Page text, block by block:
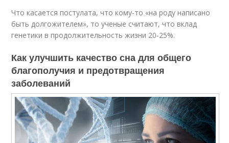
Что касается постулата, что кому-то «на роду написано
быть долгожителем», то ученые считают, что вклад
генетики в продолжительность жизни 20-25%.
Как улучшить качество сна для общего
благополучия и предотвращения
заболеваний